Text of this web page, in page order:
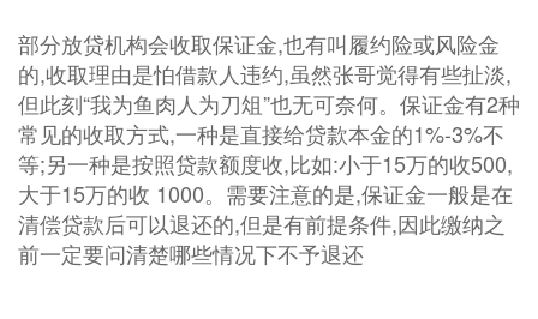
部分放贷机构会收取保证金,也有叫履约险或风险金
的,收取理由是怕借款人违约,虽然张哥觉得有些扯淡,
但此刻“我为鱼肉人为刀俎”也无可奈何。保证金有2种
常见的收取方式,一种是直接给贷款本金的1%-3%不
等;另一种是按照贷款额度收,比如:小于15万的收500,
大于15万的收 1000。需要注意的是,保证金一般是在
清偿贷款后可以退还的,但是有前提条件,因此缴纳之
前一定要问清楚哪些情况下不予退还